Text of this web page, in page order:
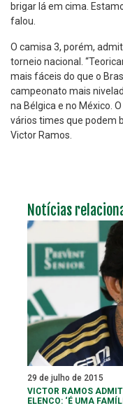
brigar lá em cima.
falou.
O camisa 3, porém,
torneio nacional.
mais fáceis do que o
campeonato mais
na Bélgica e no México.
vários times que podem
Victor Ramos.
Notícias
29 de julho de 2015
VICTOR RAMOS
ELENCO: ‘É UMA